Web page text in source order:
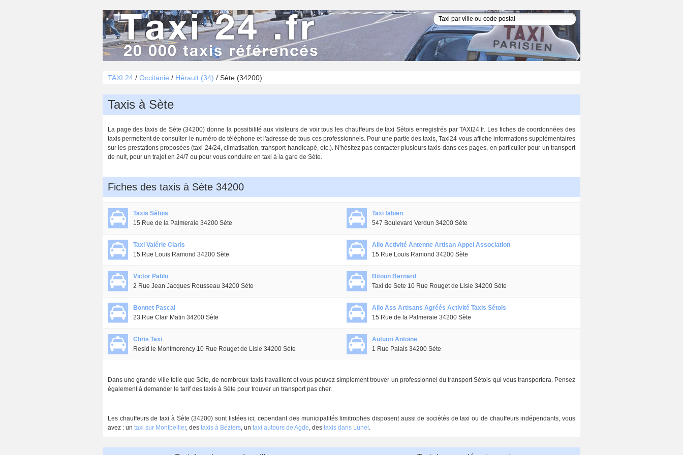
TAXI 24 / Occitanie / Hérault (34) / Sète (34200)
Taxis à Sète
La page des taxis de Sète (34200) donne la possibilité aux visiteurs de voir tous les chauffeurs de taxi Sétois enregistrés par TAXI24.fr. Les fiches de coordonnées des
taxis permettent de consulter le numéro de téléphone et l'adresse de tous ces professionnels. Pour une partie des taxis, Taxi24 vous affiche informations supplémentaires
sur les prestations proposées (taxi 24/24, climatisation, transport handicapé, etc.). N'hésitez pas contacter plusieurs taxis dans ces pages, en particulier pour un transport
de nuit, pour un trajet en 24/7 ou pour vous conduire en taxi à la gare de Sète.
Fiches des taxis à Sète 34200
Taxis Sétois
15 Rue de la Palmeraie 34200 Sète
Taxi Valérie Claris
15 Rue Louis Ramond 34200 Sète
Victor Pablo
2 Rue Jean Jacques Rousseau 34200 Sète
Bonnet Pascal
23 Rue Clair Matin 34200 Sète
Chris Taxi
Resid le Montmorency 10 Rue Rouget de Lisle 34200 Sète
Taxi fabien
547 Boulevard Verdun 34200 Sète
Allo Activité Antenne Artisan Appel Association
15 Rue Louis Ramond 34200 Sète
Bitoun Bernard
Taxi de Sete 10 Rue Rouget de Lisle 34200 Sète
Allo Ass Artisans Agréés Activité Taxis Sétois
15 Rue de la Palmeraie 34200 Sète
Autuori Antoine
1 Rue Palais 34200 Sète
Dans une grande ville telle que Sète, de nombreux taxis travaillent et vous pouvez simplement trouver un professionnel du transport Sétois qui vous transportera. Pensez
également à demander le tarif des taxis à Sète pour trouver un transport pas cher.
Les chauffeurs de taxi à Sète (34200) sont listées ici, cependant des municipalités limitrophes disposent aussi de sociétés de taxi ou de chauffeurs indépendants, vous
avez : un taxi sur Montpellier, des taxis à Béziers, un taxi autours de Agde, des taxis dans Lunel .